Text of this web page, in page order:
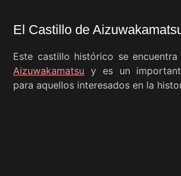
El Castillo de
Este castillo histórico se encuentra
Aizuwakamatsu y es un
para aquellos interesados en la